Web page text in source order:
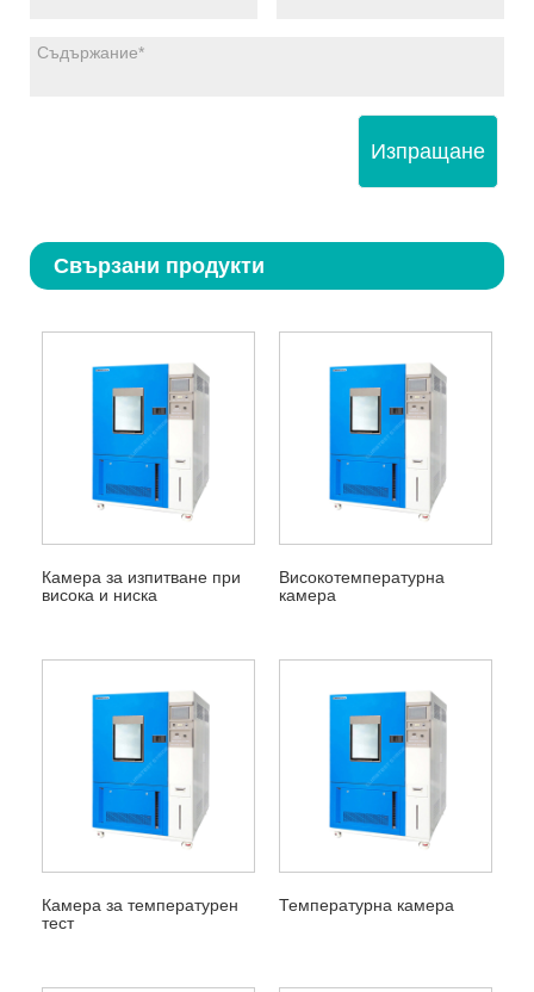
Изпращане
Свързани продукти
Камера за изпитване при
висока и ниска
Високотемпературна
камера
Камера за температурен
тест
Температурна камера